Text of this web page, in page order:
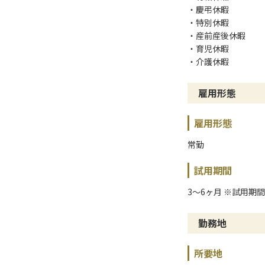
・慶弔休暇
・特別休暇
・産前産後休暇
・育児休暇
・介護休暇
雇用形態
雇用形態
常勤
試用期間
3〜6ヶ月 ※試用期
勤務地
所要地